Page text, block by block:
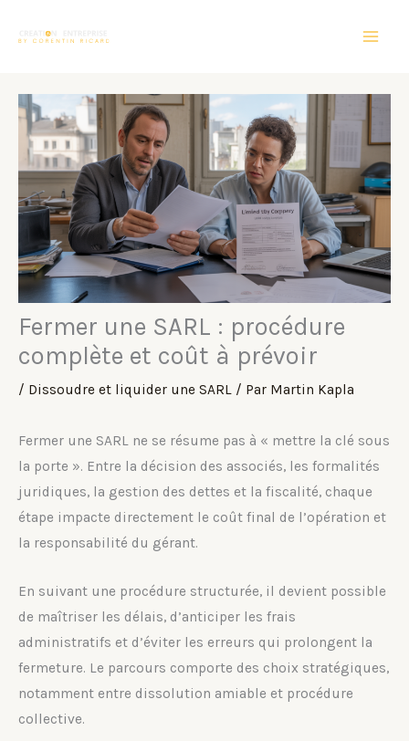
Fermer une SARL : procédure
complète et coût à prévoir
/ Dissoudre et liquider une SARL / Par Martin Kapla
Fermer une SARL ne se résume pas à « mettre la clé sous
la porte ». Entre la décision des associés, les formalités
juridiques, la gestion des dettes et la fiscalité, chaque
étape impacte directement le coût final de l’opération et
la responsabilité du gérant.
En suivant une procédure structurée, il devient possible
de maîtriser les délais, d’anticiper les frais
administratifs et d’éviter les erreurs qui prolongent la
fermeture. Le parcours comporte des choix stratégiques,
notamment entre dissolution amiable et procédure
collective.